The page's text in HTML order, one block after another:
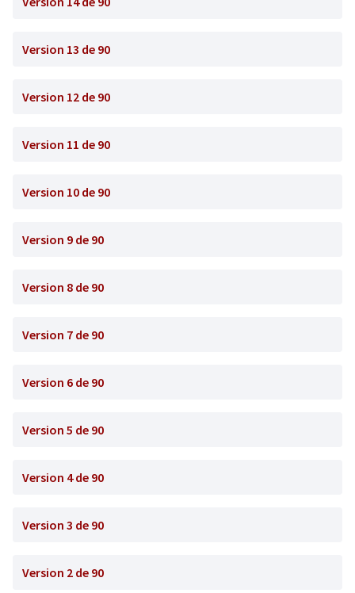
Version 13 de 90
Version 12 de 90
Version 11 de 90
Version 10 de 90
Version 9 de 90
Version 8 de 90
Version 7 de 90
Version 6 de 90
Version 5 de 90
Version 4 de 90
Version 3 de 90
Version 2 de 90